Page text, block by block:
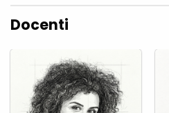
Docenti